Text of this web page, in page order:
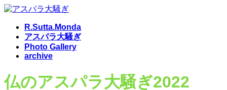
コ
ス
キ
ナ
ン
に
R.Sutta.Monda
アスパラ大騒ぎ
Photo Gallery
archive
仏のアスパラ大騒ぎ2022